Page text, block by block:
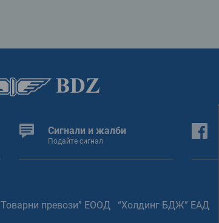
Сигнали и жалби
Подайте сигнал
превози” ЕООД “Холдинг БДЖ” ЕАД